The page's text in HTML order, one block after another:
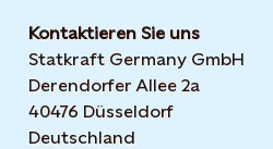
Kontaktieren Sie uns
Statkraft Germany GmbH
Derendorfer Allee 2a
40476 Düsseldorf
Deutschland